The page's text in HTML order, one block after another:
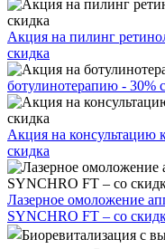
Акция на пилинг
скидка
ботулинотерапию - 30%
Акция на консультацию
скидка
Лазерное омоложение
SYNCHRO FT – со